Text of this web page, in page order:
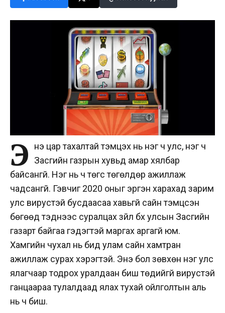
Э
нэ цар тахалтай тэмцэх нь нэг ч улс, нэг ч
Засгийн газрын хувьд амар хялбар
байсангүй. Нэг нь ч төгс төгөлдөр ажиллаж
чадсангүй. Гэвчиг 2020 оныг эргэн харахад зарим
улс вирустэй бусдаасаа хавьгүй сайн тэмцсэн
бөгөөд тэднээс суралцах зүйл бүх улсын Засгийн
газарт байгаа гэдэгтэй маргах аргагүй юм.
Хамгийн чухал нь бид улам сайн хамтран
ажиллаж сурах хэрэгтэй. Энэ бол зөвхөн нэг улс
ялагчаар тодрох уралдаан биш төдийгүй вирустэй
ганцаараа тулалдаад ялах тухай ойлголтын аль
нь ч биш.